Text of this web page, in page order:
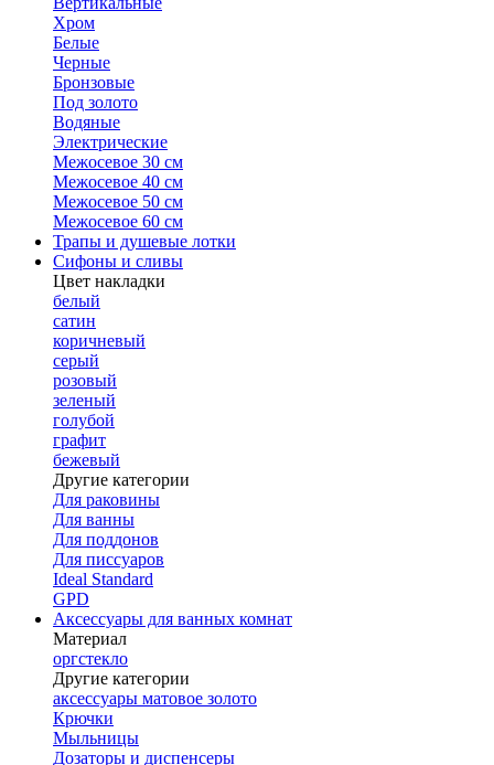
Хром
Белые
Черные
Бронзовые
Под золото
Водяные
Электрические
Межосевое 30 см
Межосевое 40 см
Межосевое 50 см
Межосевое 60 см
Трапы и душевые лотки
Сифоны и сливы
Цвет накладки
белый
сатин
коричневый
серый
розовый
зеленый
голубой
графит
бежевый
Другие категории
Для раковины
Для ванны
Для поддонов
Для писсуаров
Ideal Standard
GPD
Аксессуары для ванных комнат
Материал
оргстекло
Другие категории
аксессуары матовое золото
Крючки
Мыльницы
Дозаторы и диспенсеры